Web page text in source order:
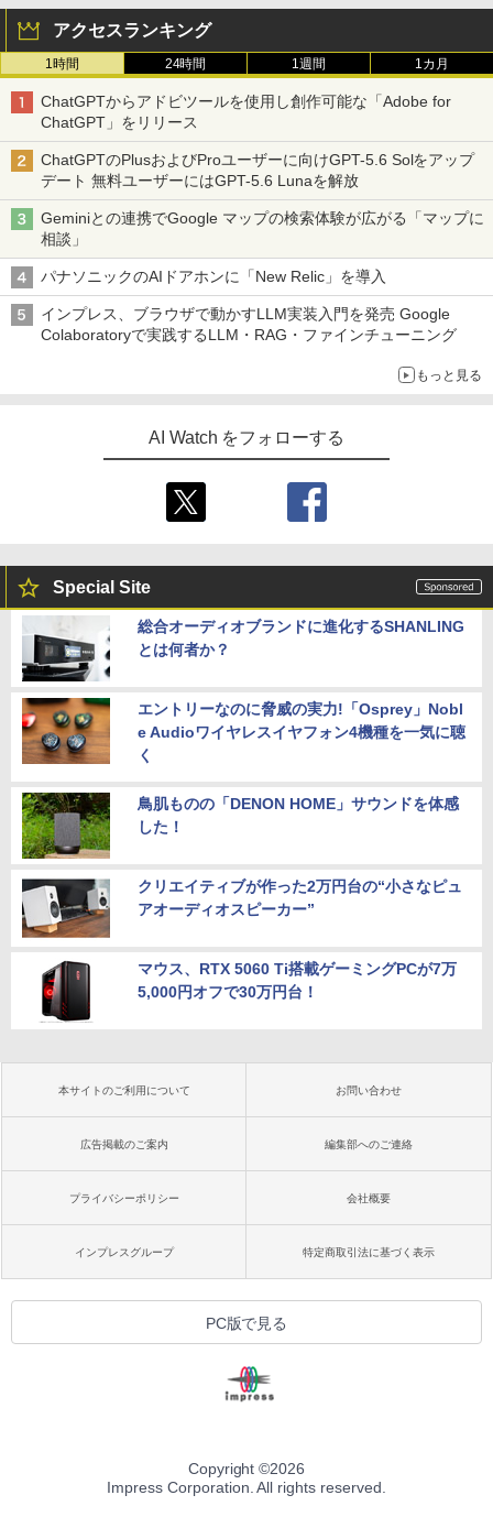
￥191,717
4
MSI GeForce RTX 5060 Ti 8G VENTUS
2X OC PLUS グラフィックスボード VD9
140
￥69,900
5
MSI GeForce RTX 5080 16G GAMING
TRIO OC グラフィックスカード VD8975
￥245,939
2GB×2枚 (64GB) 相性保証 288pin シ
ー・エフ・デー販売 CFD Standard W5
4
TEAMGROUP (旧称 Team) T-FORCE D
ELTA RGB DDR5 6000MHz 32GB (16G
Bx2枚) CL38 PC5-48000 デスクトップ
用 メモリ ホワイト Intel XMP3.0 / AMD
品・メーカー無期限保証】FF4D532G60
00HC38ADC01
￥76,880
(32GB) 288Pin 1.2V CL22 SP032GBLF
U320F22
￥35,500
アクセスランキング
1時間 24時間 1週間 1カ月
ChatGPTからアドビツールを使用し創作可能な「Adobe for
ChatGPT」をリリース
ChatGPTのPlusおよびProユーザーに向けGPT-5.6 Solをアップ
デート 無料ユーザーにはGPT-5.6 Lunaを解放
Geminiとの連携でGoogle マップの検索体験が広がる「マップに
相談」
パナソニックのAIドアホンに「New Relic」を導入
インプレス、ブラウザで動かすLLM実装入門を発売 Google
Colaboratoryで実践するLLM・RAG・ファインチューニング
もっと見る
AI Watch をフォローする
Special Site
総合オーディオブランドに進化するSHANLING
とは何者か？
エントリーなのに脅威の実力!「Osprey」Nobl
e Audioワイヤレスイヤフォン4機種を一気に聴
く
鳥肌ものの「DENON HOME」サウンドを体感
した！
クリエイティブが作った2万円台の“小さなピュ
アオーディオスピーカー”
マウス、RTX 5060 Ti搭載ゲーミングPCが7万
5,000円オフで30万円台！
本サイトのご利用について お問い合わせ
広告掲載のご案内 編集部へのご連絡
プライバシーポリシー 会社概要
インプレスグループ 特定商取引法に基づく表示
PC版で見る
Copyright ©2026
Impress Corporation. All rights reserved.